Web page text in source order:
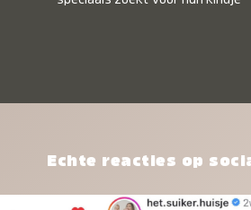
Echte reacties op